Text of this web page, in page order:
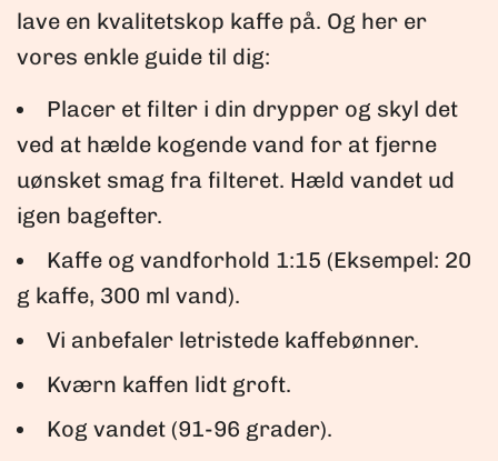
lave en kvalitetskop kaffe på. Og her er
vores enkle guide til dig:
Placer et filter i din drypper og skyl det
ved at hælde kogende vand for at fjerne
uønsket smag fra filteret. Hæld vandet ud
igen bagefter.
Kaffe og vandforhold 1:15 (Eksempel: 20
g kaffe, 300 ml vand).
Vi anbefaler letristede kaffebønner.
Kværn kaffen lidt groft.
Kog vandet (91-96 grader).